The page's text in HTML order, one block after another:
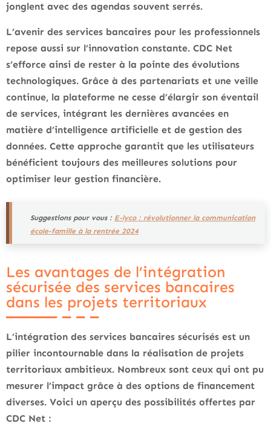
jonglent avec des agendas souvent serrés.
L’avenir des services bancaires pour les professionnels
repose aussi sur l’innovation constante. CDC Net
s’efforce ainsi de rester à la pointe des évolutions
technologiques. Grâce à des partenariats et une veille
continue, la plateforme ne cesse d’élargir son éventail
de services, intégrant les dernières avancées en
matière d’intelligence artificielle et de gestion des
données. Cette approche garantit que les utilisateurs
bénéficient toujours des meilleures solutions pour
optimiser leur gestion financière.
Suggestions pour vous : E-lyco : révolutionner la communication
école-famille à la rentrée 2024
Les avantages de l’intégration
sécurisée des services bancaires
dans les projets territoriaux
L’intégration des services bancaires sécurisés est un
pilier incontournable dans la réalisation de projets
territoriaux ambitieux. Nombreux sont ceux qui ont pu
mesurer l’impact grâce à des options de financement
diverses. Voici un aperçu des possibilités offertes par
CDC Net :